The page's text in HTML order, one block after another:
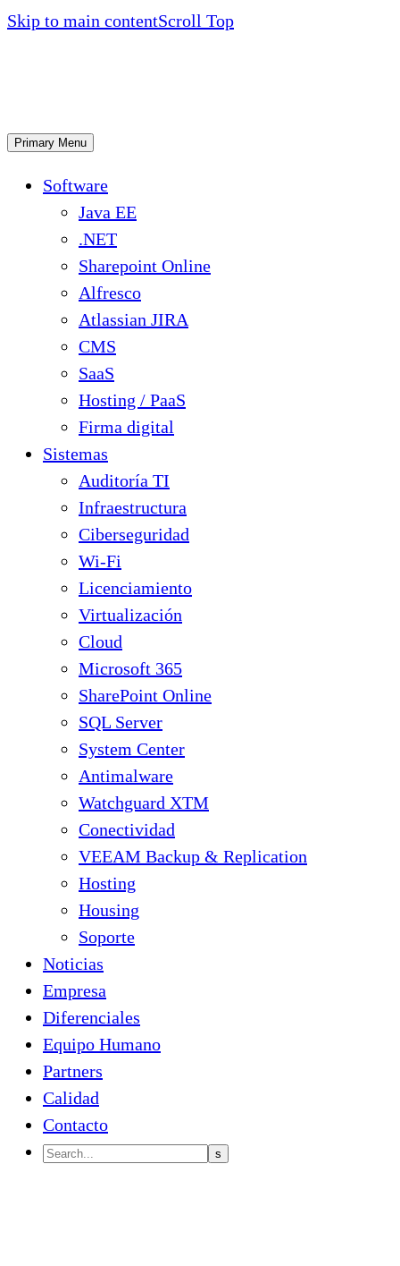
Skip to main contentScroll Top
Primary Menu
Software
Java EE
.NET
Sharepoint Online
Alfresco
Atlassian JIRA
CMS
SaaS
Hosting / PaaS
Firma digital
Sistemas
Auditoría TI
Infraestructura
Ciberseguridad
Wi-Fi
Licenciamiento
Virtualización
Cloud
Microsoft 365
SharePoint Online
SQL Server
System Center
Antimalware
Watchguard XTM
Conectividad
VEEAM Backup & Replication
Hosting
Housing
Soporte
Noticias
Empresa
Diferenciales
Equipo Humano
Partners
Calidad
Contacto